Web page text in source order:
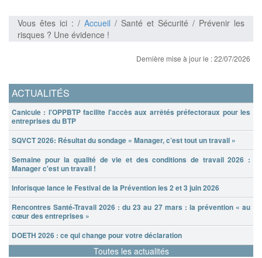
Vous êtes ici : / Accueil / Santé et Sécurité / Prévenir les
risques ? Une évidence !
Dernière mise à jour le : 22/07/2026
ACTUALITÉS
Canicule : l'OPPBTP facilite l'accès aux arrêtés préfectoraux pour les
entreprises du BTP
SQVCT 2026: Résultat du sondage « Manager, c’est tout un travail »
Semaine pour la qualité de vie et des conditions de travail 2026 :
Manager c'est un travail !
Inforisque lance le Festival de la Prévention les 2 et 3 juin 2026
Rencontres Santé-Travail 2026 : du 23 au 27 mars : la prévention « au
cœur des entreprises »
DOETH 2026 : ce qui change pour votre déclaration
Toutes les actualités